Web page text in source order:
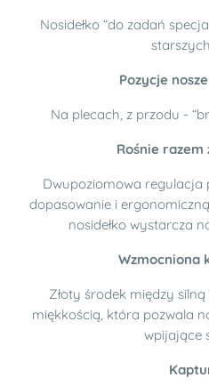
Nosidełko “do zadań
Pozycje
Na plecach, z przodu -
Rośnie razem
Dwupoziomowa regulacja
dopasowanie i
nosidełko wystarcza
Wzmocniona
Złoty środek między
miękkością, która pozwala
wpijające